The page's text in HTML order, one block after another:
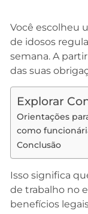
Você escolheu
de idosos
semana. A
das suas
Explorar
Orientações
como
Conclusão
Isso significa
de trabalho no
benefícios